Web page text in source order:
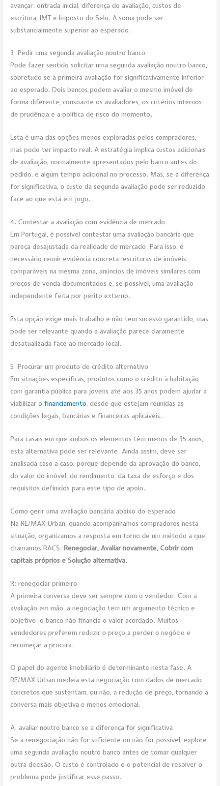
avançar: entrada inicial, diferença de avaliação, custos de
escritura, IMT e Imposto do Selo. A soma pode ser
substancialmente superior ao esperado.
3. Pedir uma segunda avaliação noutro banco
Pode fazer sentido solicitar uma segunda avaliação noutro banco,
sobretudo se a primeira avaliação for significativamente inferior
ao esperado. Dois bancos podem avaliar o mesmo imóvel de
forma diferente, consoante os avaliadores, os critérios internos
de prudência e a política de risco do momento.
Esta é uma das opções menos exploradas pelos compradores,
mas pode ter impacto real. A estratégia implica custos adicionais
de avaliação, normalmente apresentados pelo banco antes do
pedido, e algum tempo adicional no processo. Mas, se a diferença
for significativa, o custo da segunda avaliação pode ser reduzido
face ao que está em jogo.
4. Contestar a avaliação com evidência de mercado
Em Portugal, é possível contestar uma avaliação bancária que
pareça desajustada da realidade do mercado. Para isso, é
necessário reunir evidência concreta: escrituras de imóveis
comparáveis na mesma zona, anúncios de imóveis similares com
preços de venda documentados e, se possível, uma avaliação
independente feita por perito externo.
Esta opção exige mais trabalho e não tem sucesso garantido, mas
pode ser relevante quando a avaliação parece claramente
desatualizada face ao mercado local.
5. Procurar um produto de crédito alternativo
Em situações específicas, produtos como o crédito à habitação
com garantia pública para jovens até aos 35 anos podem ajudar a
viabilizar ofinanciamento, desde que estejam reunidas as
condições legais, bancárias e financeiras aplicáveis.
Para casais em que ambos os elementos têm menos de 35 anos,
esta alternativa pode ser relevante. Ainda assim, deve ser
analisada caso a caso, porque depende da aprovação do banco,
do valor do imóvel, do rendimento, da taxa de esforço e dos
requisitos definidos para este tipo de apoio.
Como gerir uma avaliação bancária abaixo do esperado
Na RE/MAX Urban, quando acompanhamos compradores nesta
situação, organizamos a resposta em torno de um método a que
chamamos RACS:Renegociar, Avaliar novamente, Cobrir com
capitais próprios e Solução alternativa.
R: renegociar primeiro
A primeira conversa deve ser sempre com o vendedor. Com a
avaliação em mão, a negociação tem um argumento técnico e
objetivo: o banco não financia o valor acordado. Muitos
vendedores preferem reduzir o preço a perder o negócio e
recomeçar a procura.
O papel do agente imobiliário é determinante nesta fase. A
RE/MAX Urban medeia esta negociação com dados de mercado
concretos que sustentam, ou não, a redução de preço, tornando a
conversa mais objetiva e menos emocional.
A: avaliar noutro banco se a diferença for significativa
Se a renegociação não for suficiente ou não for possível, explore
uma segunda avaliação noutro banco antes de tomar qualquer
outra decisão. O custo é controlado e o potencial de resolver o
problema pode justificar esse passo.